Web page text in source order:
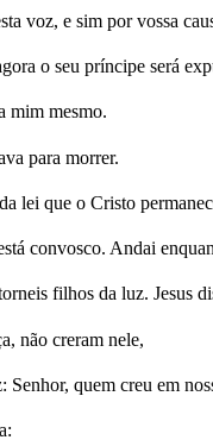
voz, e sim por vossa
o seu príncipe será
mim mesmo.
para morrer.
lei que o Cristo
convosco. Andai
filhos da luz. Jesus
não creram nele,
quem creu em